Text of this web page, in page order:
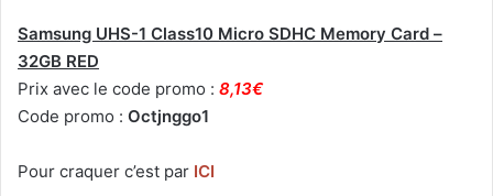
Samsung UHS-1 Class10 Micro SDHC Memory Card –
32GB RED
Prix avec le code promo : 8,13€
Code promo : Octjnggo1
Pour craquer c’est par ICI